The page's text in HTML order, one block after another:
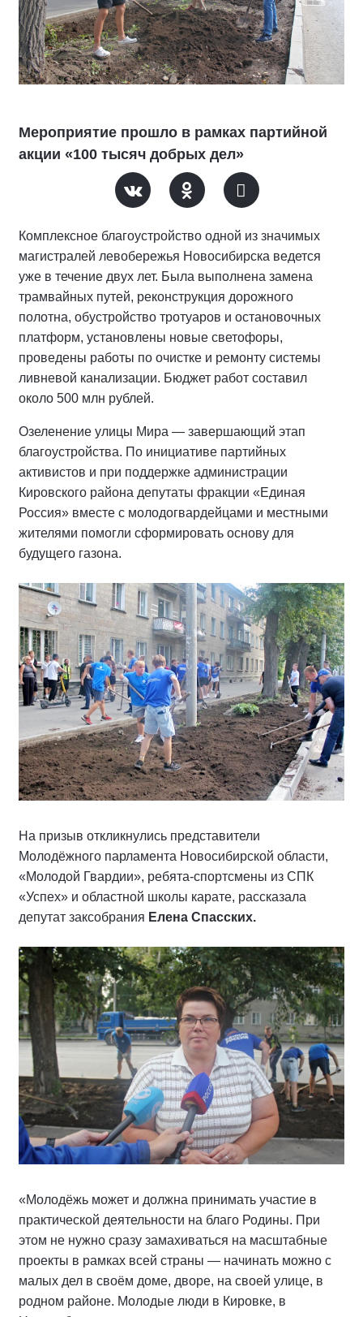
Мероприятие прошло в рамках партийной
акции «100 тысяч добрых дел»
Комплексное благоустройство одной из значимых
магистралей левобережья Новосибирска ведется
уже в течение двух лет. Была выполнена замена
трамвайных путей, реконструкция дорожного
полотна, обустройство тротуаров и остановочных
платформ, установлены новые светофоры,
проведены работы по очистке и ремонту системы
ливневой канализации. Бюджет работ составил
около 500 млн рублей.
Озеленение улицы Мира — завершающий этап
благоустройства. По инициативе партийных
активистов и при поддержке администрации
Кировского района депутаты фракции «Единая
Россия» вместе с молодогвардейцами и местными
жителями помогли сформировать основу для
будущего газона.
На призыв откликнулись представители
Молодёжного парламента Новосибирской области,
«Молодой Гвардии», ребята-спортсмены из СПК
«Успех» и областной школы карате, рассказала
депутат заксобрания Елена Спасских.
«Молодёжь может и должна принимать участие в
практической деятельности на благо Родины. При
этом не нужно сразу замахиваться на масштабные
проекты в рамках всей страны — начинать можно с
малых дел в своём доме, дворе, на своей улице, в
родном районе. Молодые люди в Кировке, в